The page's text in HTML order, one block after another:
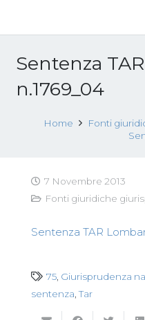
Sentenza
n.1769_04
Home
Fonti
7 Novembre 2013
Fonti giuridiche
Sentenza TAR
75 Giurisprudenza
sentenza ,Tar